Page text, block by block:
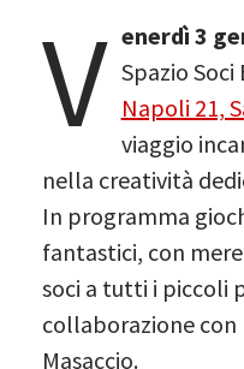
V enerdì 3
Spazio
Napoli 21,
viaggio
nella creatività
In programma
fantastici, con
soci a tutti i piccoli
collaborazione con
Masaccio.